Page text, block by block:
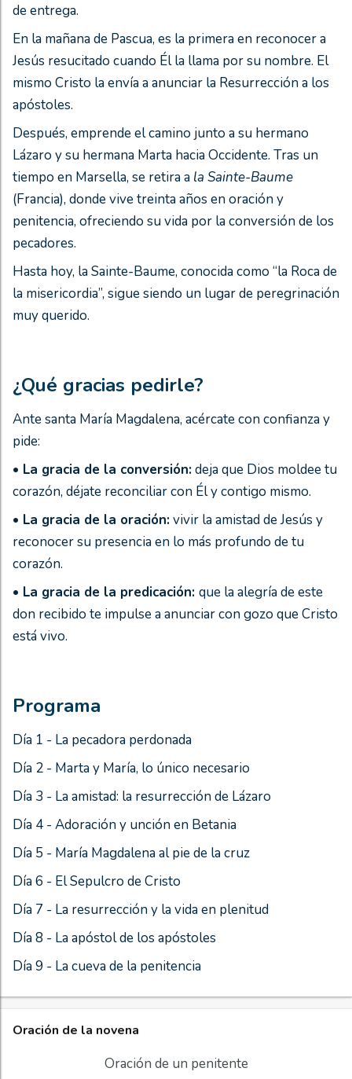
de entrega.
En la mañana de Pascua, es la primera en reconocer a
Jesús resucitado cuando Él la llama por su nombre. El
mismo Cristo la envía a anunciar la Resurrección a los
apóstoles.
Después, emprende el camino junto a su hermano
Lázaro y su hermana Marta hacia Occidente. Tras un
tiempo en Marsella, se retira a la Sainte-Baume
(Francia), donde vive treinta años en oración y
penitencia, ofreciendo su vida por la conversión de los
pecadores.
Hasta hoy, la Sainte-Baume, conocida como “la Roca de
la misericordia”, sigue siendo un lugar de peregrinación
muy querido.
¿Qué gracias pedirle?
Ante santa María Magdalena, acércate con confianza y
pide:
• La gracia de la conversión:deja que Dios moldee tu
corazón, déjate reconciliar con Él y contigo mismo.
• La gracia de la oración:vivir la amistad de Jesús y
reconocer su presencia en lo más profundo de tu
corazón.
• La gracia de la predicación: que la alegría de este
don recibido te impulse a anunciar con gozo que Cristo
está vivo.
Programa
Día 1 - La pecadora perdonada
Día 2 - Marta y María, lo único necesario
Día 3 - La amistad: la resurrección de Lázaro
Día 4 - Adoración y unción en Betania
Día 5 - María Magdalena al pie de la cruz
Día 6 - El Sepulcro de Cristo
Día 7 - La resurrección y la vida en plenitud
Día 8 - La apóstol de los apóstoles
Día 9 - La cueva de la penitencia
Oración de la novena
Oración de un penitente